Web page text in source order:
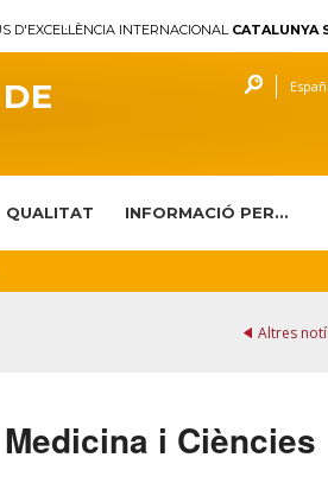
D'EXCEL·LÈNCIA INTERNACIONAL CATALUNYA
QUALITAT INFORMACIÓ PER...
Altres
i Ciències